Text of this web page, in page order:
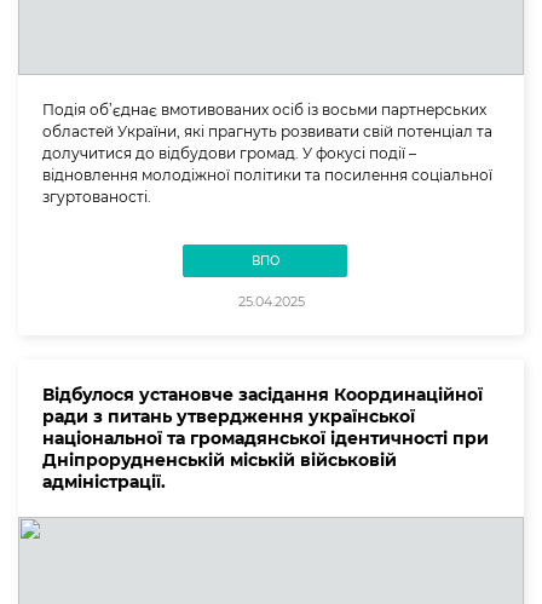
Подія об’єднає вмотивованих осіб із восьми партнерських
областей України, які прагнуть розвивати свій потенціал та
долучитися до відбудови громад. У фокусі події –
відновлення молодіжної політики та посилення соціальної
згуртованості.
ВПО
25.04.2025
Відбулося установче засідання Координаційної
ради з питань утвердження української
національної та громадянської ідентичності при
Дніпрорудненській міській військовій
адміністрації.